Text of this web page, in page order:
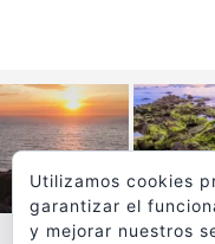
Utilizamos cookies
garantizar el
y mejorar nuestros